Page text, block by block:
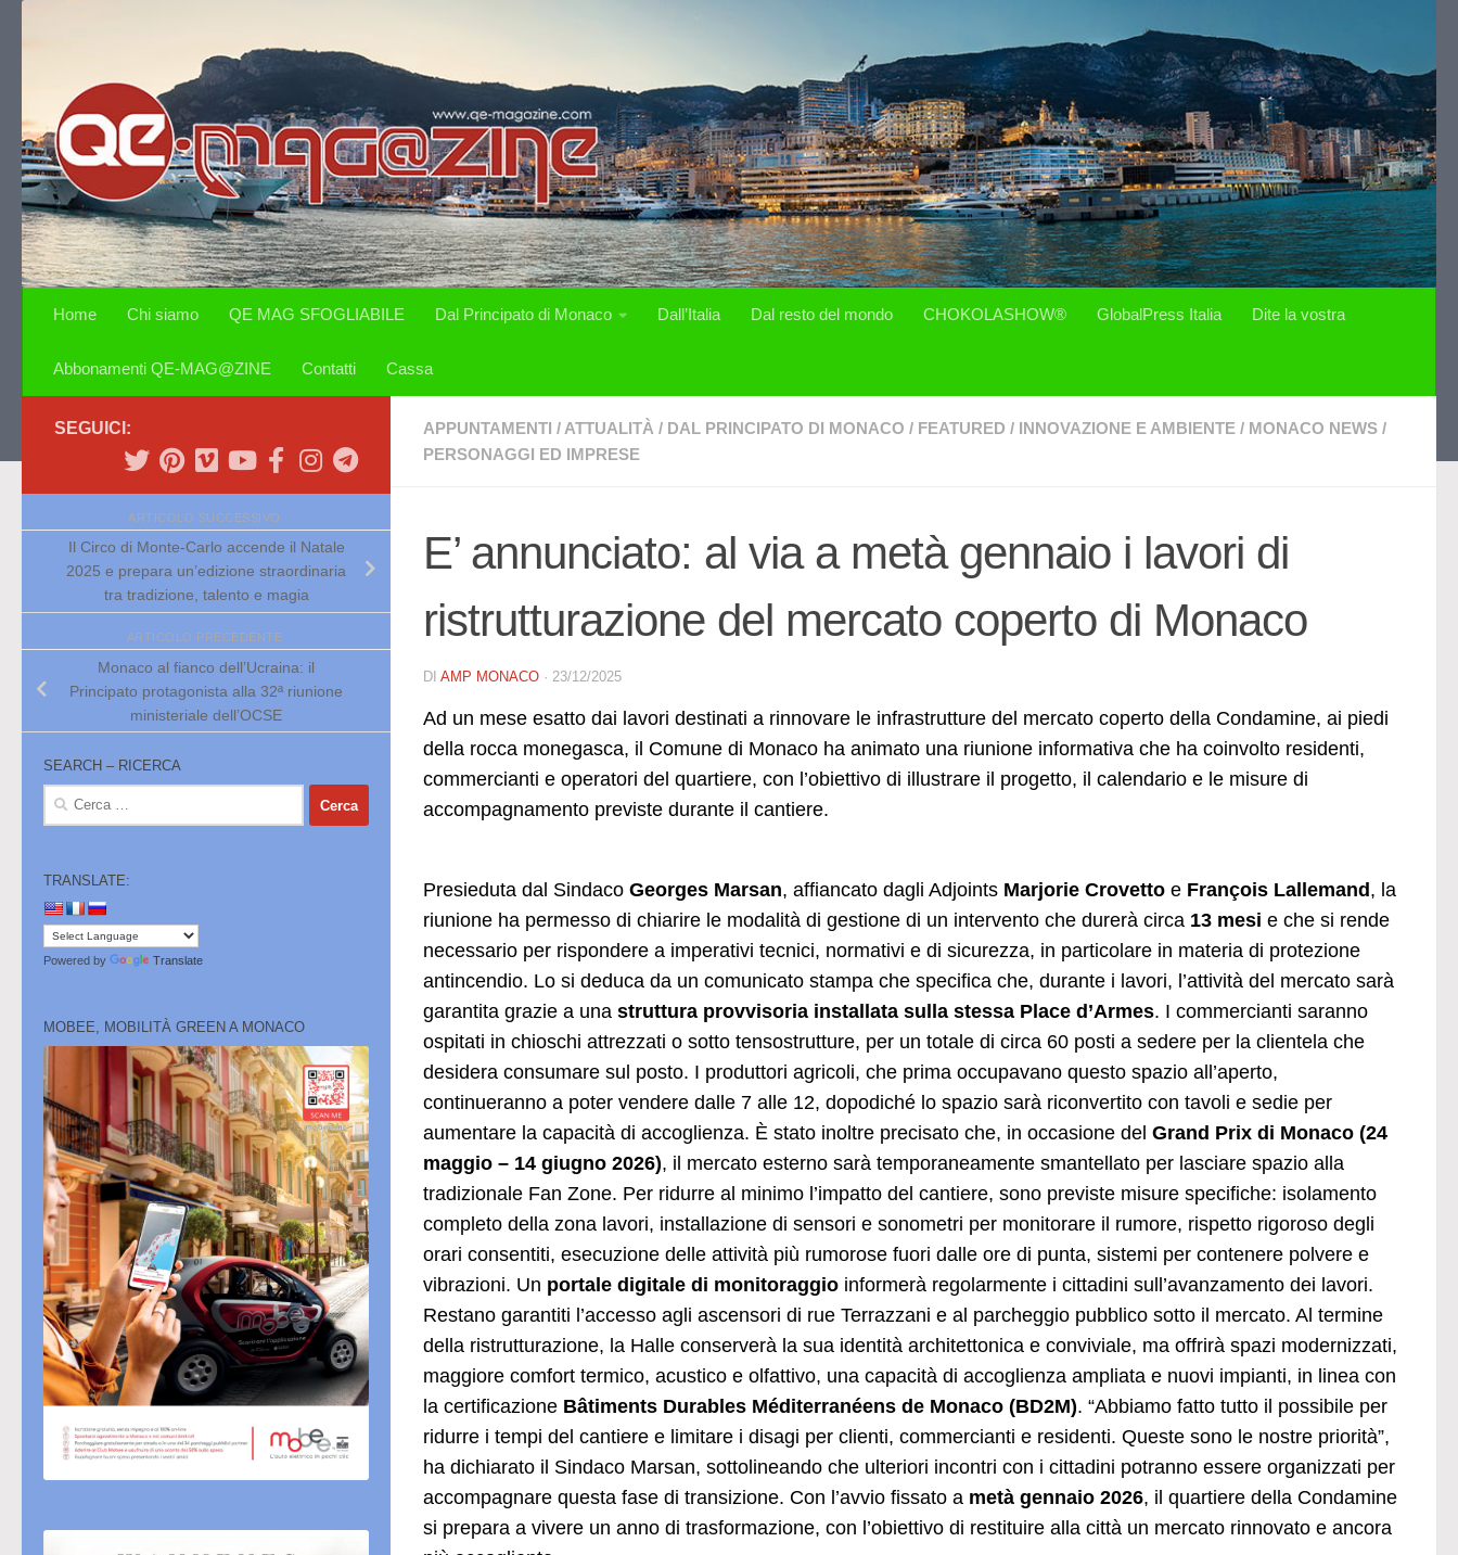
Home Chi siamo QE MAG SFOGLIABILE Dal Principato di Monaco Dall’Italia Dal resto del mondo CHOKOLASHOW® GlobalPress Italia Dite la vostra
Abbonamenti QE-MAG@ZINE Contatti Cassa
APPUNTAMENTI / ATTUALITÀ / DAL PRINCIPATO DI MONACO / FEATURED / INNOVAZIONE E AMBIENTE / MONACO NEWS /
PERSONAGGI ED IMPRESE
E’ annunciato: al via a metà gennaio i lavori di
ristrutturazione del mercato coperto di Monaco
DI AMP MONACO · 23/12/2025
Ad un mese esatto dai lavori destinati a rinnovare le infrastrutture del mercato coperto della Condamine, ai piedi
della rocca monegasca, il Comune di Monaco ha animato una riunione informativa che ha coinvolto residenti,
commercianti e operatori del quartiere, con l’obiettivo di illustrare il progetto, il calendario e le misure di
accompagnamento previste durante il cantiere.
Presieduta dal Sindaco Georges Marsan, affiancato dagli Adjoints Marjorie Crovetto e François Lallemand, la
riunione ha permesso di chiarire le modalità di gestione di un intervento che durerà circa 13 mesi e che si rende
necessario per rispondere a imperativi tecnici, normativi e di sicurezza, in particolare in materia di protezione
antincendio. Lo si deduca da un comunicato stampa che specifica che, durante i lavori, l’attività del mercato sarà
garantita grazie a una struttura provvisoria installata sulla stessa Place d’Armes. I commercianti saranno
ospitati in chioschi attrezzati o sotto tensostrutture, per un totale di circa 60 posti a sedere per la clientela che
desidera consumare sul posto. I produttori agricoli, che prima occupavano questo spazio all’aperto,
continueranno a poter vendere dalle 7 alle 12, dopodiché lo spazio sarà riconvertito con tavoli e sedie per
aumentare la capacità di accoglienza. È stato inoltre precisato che, in occasione del Grand Prix di Monaco (24
maggio – 14 giugno 2026), il mercato esterno sarà temporaneamente smantellato per lasciare spazio alla
tradizionale Fan Zone. Per ridurre al minimo l’impatto del cantiere, sono previste misure specifiche: isolamento
completo della zona lavori, installazione di sensori e sonometri per monitorare il rumore, rispetto rigoroso degli
orari consentiti, esecuzione delle attività più rumorose fuori dalle ore di punta, sistemi per contenere polvere e
vibrazioni. Un portale digitale di monitoraggio informerà regolarmente i cittadini sull’avanzamento dei lavori.
Restano garantiti l’accesso agli ascensori di rue Terrazzani e al parcheggio pubblico sotto il mercato. Al termine
della ristrutturazione, la Halle conserverà la sua identità architettonica e conviviale, ma offrirà spazi modernizzati,
maggiore comfort termico, acustico e olfattivo, una capacità di accoglienza ampliata e nuovi impianti, in linea con
la certificazione Bâtiments Durables Méditerranéens de Monaco (BD2M). “Abbiamo fatto tutto il possibile per
ridurre i tempi del cantiere e limitare i disagi per clienti, commercianti e residenti. Queste sono le nostre priorità”,
ha dichiarato il Sindaco Marsan, sottolineando che ulteriori incontri con i cittadini potranno essere organizzati per
accompagnare questa fase di transizione. Con l’avvio fissato a metà gennaio 2026, il quartiere della Condamine
si prepara a vivere un anno di trasformazione, con l’obiettivo di restituire alla città un mercato rinnovato e ancora
SEGUICI:
ARTICOLO SUCCESSIVO
Il Circo di Monte-Carlo accende il Natale
2025 e prepara un’edizione straordinaria
tra tradizione, talento e magia
ARTICOLO PRECEDENTE
Monaco al fianco dell’Ucraina: il
Principato protagonista alla 32ª riunione
ministeriale dell’OCSE
SEARCH – RICERCA
Ricerca
TRANSLATE:
Powered by Translate
MOBEE, MOBILITÀ GREEN A MONACO